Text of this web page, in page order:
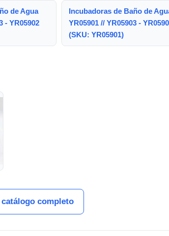
de Agua
- YR05902
Incubadoras de Baño de
YR05901 // YR05903 -
(SKU: YR05901)
catálogo completo